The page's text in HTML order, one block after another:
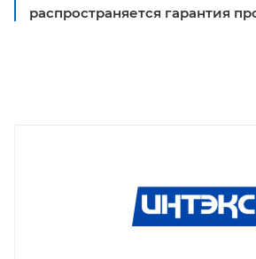
распространяется гарантия